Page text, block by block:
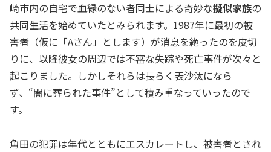
崎市内の自宅で血縁のない者同士による奇妙な擬似家族の
共同生活を始めていたとみられます。1987年に最初の被
害者（仮に「Aさん」とします）が消息を絶ったのを皮切
りに、以降彼女の周辺では不審な失踪や死亡事件が次々と
起こりました。しかしそれらは長らく表沙汰になら
ず、“闇に葬られた事件”として積み重なっていったので
す。
角田の犯罪は年代とともにエスカレートし、被害者とされ